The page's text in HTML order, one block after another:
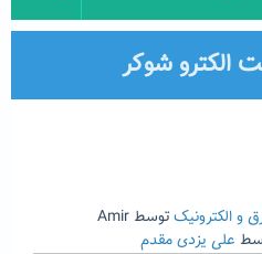
الکترو شوکر
و الکترونیکتوسط Amir
علی یزدی مقدم